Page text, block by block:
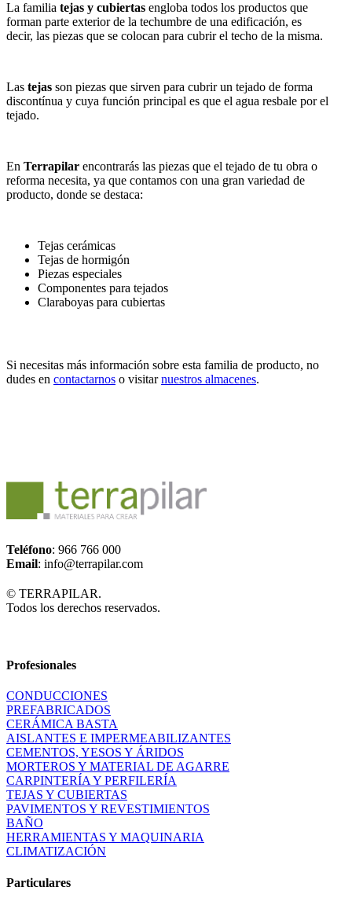
La familia tejas y cubiertas engloba todos los productos que
forman parte exterior de la techumbre de una edificación, es
decir, las piezas que se colocan para cubrir el techo de la misma.
Las tejas son piezas que sirven para cubrir un tejado de forma
discontínua y cuya función principal es que el agua resbale por el
tejado.
En Terrapilar encontrarás las piezas que el tejado de tu obra o
reforma necesita, ya que contamos con una gran variedad de
producto, donde se destaca:
Tejas cerámicas
Tejas de hormigón
Piezas especiales
Componentes para tejados
Claraboyas para cubiertas
Si necesitas más información sobre esta familia de producto, no
dudes en contactarnos o visitarnuestros almacenes.
Teléfono: 966 766 000
Email: info@terrapilar.com
© TERRAPILAR.
Todos los derechos reservados.
Profesionales
CONDUCCIONES
PREFABRICADOS
CERÁMICA BASTA
AISLANTES E IMPERMEABILIZANTES
CEMENTOS, YESOS Y ÁRIDOS
MORTEROS Y MATERIAL DE AGARRE
CARPINTERÍA Y PERFILERÍA
TEJAS Y CUBIERTAS
PAVIMENTOS Y REVESTIMIENTOS
BAÑO
HERRAMIENTAS Y MAQUINARIA
CLIMATIZACIÓN
Particulares